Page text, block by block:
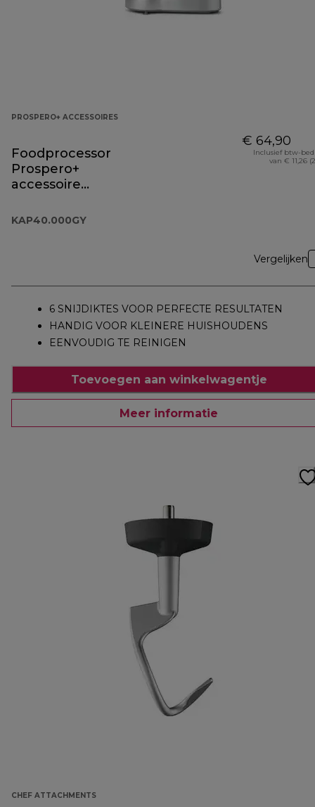
PROSPERO+ ACCESSOIRES
Foodprocessor
Prospero+
accessoire
KAP40.000GY
€ 64,90
Inclusief btw-
van € 11,26
Vergelijken
6 SNIJDIKTES VOOR PERFECTE RESULTATEN
HANDIG VOOR KLEINERE HUISHOUDENS
EENVOUDIG TE REINIGEN
Toevoegen aan winkelwagentje
Meer informatie
CHEF ATTACHMENTS